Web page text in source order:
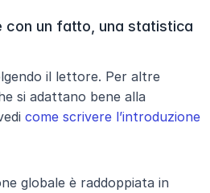
con un fatto, una statistica
il lettore. Per altre
si adattano bene alla
come scrivere l’introduzione
globale è raddoppiata in